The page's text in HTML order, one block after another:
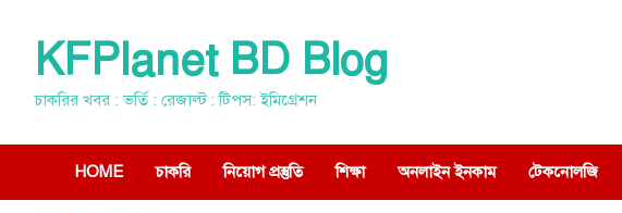
contentKFPlanet BD Blog
চাকরির খবর : ভর্তি : রেজাল্ট : টিপস: ইমিগ্রেশন
HOME চাকরি নিয়োগ প্রস্তুতি শিক্ষা অনলাইন ইনকাম টেকনোলজি